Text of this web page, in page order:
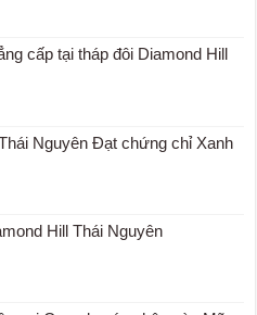
cấp tại tháp đôi Diamond Hill
Nguyên Đạt chứng chỉ Xanh
Hill Thái Nguyên